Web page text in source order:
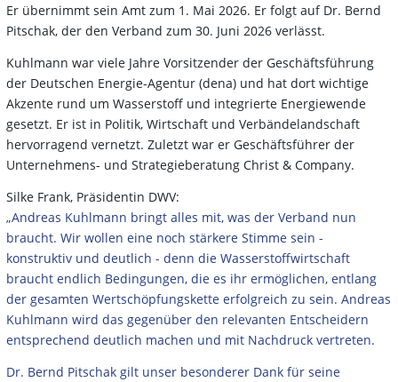
Er übernimmt sein Amt zum 1. Mai 2026. Er folgt auf Dr. Bernd
Pitschak, der den Verband zum 30. Juni 2026 verlässt.
Kuhlmann war viele Jahre Vorsitzender der Geschäftsführung
der Deutschen Energie-Agentur (dena) und hat dort wichtige
Akzente rund um Wasserstoff und integrierte Energiewende
gesetzt. Er ist in Politik, Wirtschaft und Verbändelandschaft
hervorragend vernetzt. Zuletzt war er Geschäftsführer der
Unternehmens- und Strategieberatung Christ & Company.
Silke Frank, Präsidentin DWV:
„Andreas Kuhlmann bringt alles mit, was der Verband nun
braucht. Wir wollen eine noch stärkere Stimme sein -
konstruktiv und deutlich - denn die Wasserstoffwirtschaft
braucht endlich Bedingungen, die es ihr ermöglichen, entlang
der gesamten Wertschöpfungskette erfolgreich zu sein. Andreas
Kuhlmann wird das gegenüber den relevanten Entscheidern
entsprechend deutlich machen und mit Nachdruck vertreten.
Dr. Bernd Pitschak gilt unser besonderer Dank für seine